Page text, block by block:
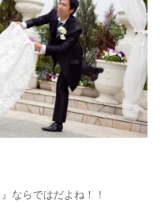
ならではだよね！！